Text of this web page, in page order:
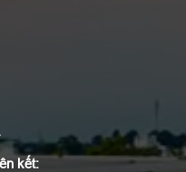
kết: